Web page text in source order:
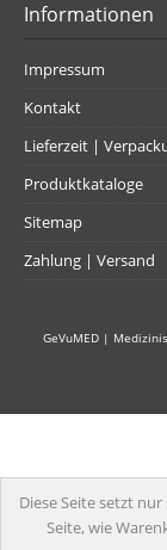
Informationen
Impressum
Kontakt
Lieferzeit |
Produktkataloge
Sitemap
Zahlung | Versand
GeVuMED |
Diese Seite setzt
Seite, wie